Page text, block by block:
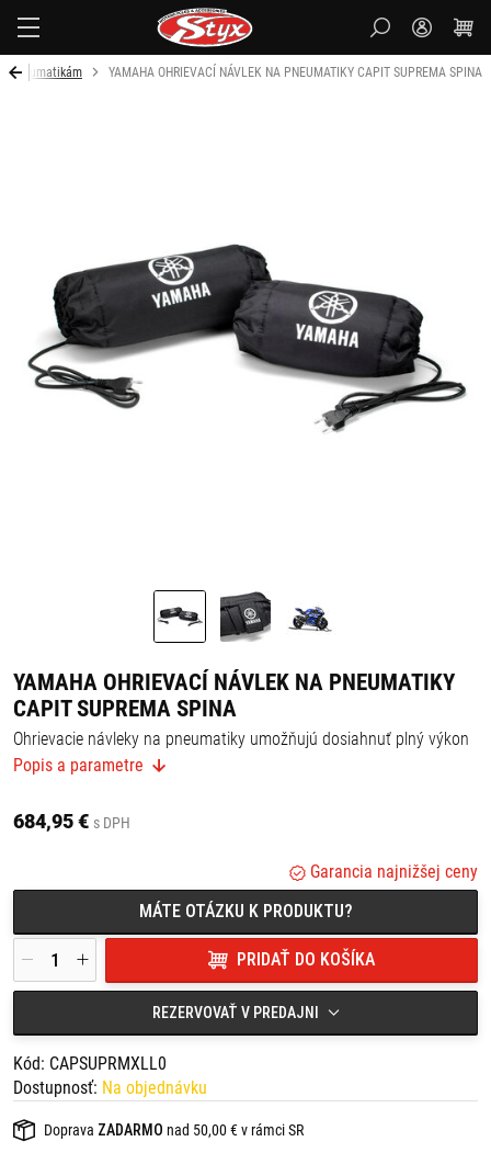
pneumatikám YAMAHA OHRIEVACÍ NÁVLEK NA PNEUMATIKY CAPIT SUPREMA SPINA
YAMAHA OHRIEVACÍ NÁVLEK NA PNEUMATIKY
CAPIT SUPREMA SPINA
Ohrievacie návleky na pneumatiky umožňujú dosiahnuť plný výkon
vášho stroja hneď od štartovej čiary bez toho, aby ste museli
absolvovať niekoľko kôl na zahriatie pneumatík.
- jednoduchý tvar, ale všestranný, veľmi praktický a efektívny;
- označenie GYTR®.
Popis a parametre
684,95 € s DPH
Garancia najnižšej ceny
MÁTE OTÁZKU K PRODUKTU?
PRIDAŤ DO KOŠÍKA
REZERVOVAŤ V PREDAJNI
Kód: CAPSUPRMXLL0
Dostupnosť: Na objednávku
Doprava ZADARMO nad 50,00 € v rámci SR